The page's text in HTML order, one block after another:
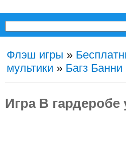
Флэш игры »
мультики » Багз
Игра В гардеробе